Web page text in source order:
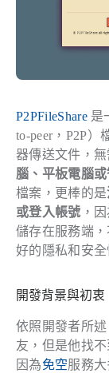
P2PFileShare是
to-peer，P2P）
器傳送文件，無
腦、平板電腦
檔案，更棒的是
或登入帳號 ，
儲存在服務端
好的隱私和安全
開發背景與初衷
依照開發者所
友，但是他找
因為免空服務